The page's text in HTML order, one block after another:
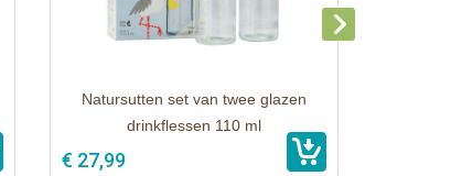
Natursutten set van twee glazen
drinkflessen 110 ml
€ 27,99